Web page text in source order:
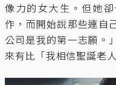
像力的女大生。但她
作，而開始說那些連自
公司是我的第一志願。
來有比「我相信聖誕老